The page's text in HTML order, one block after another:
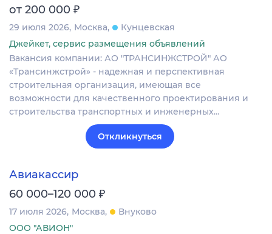
от 200 000 ₽
29 июля 2026 Москва
Кунцевская
Джейкет, сервис размещения объявлений
Вакансия компании: АО "ТРАНСИНЖСТРОЙ" АО
«Трансинжстрой» - надежная и перспективная
строительная организация, имеющая все
возможности для качественного проектирования и
строительства транспортных и инженерных…
Откликнуться
Авиакассир
60 000–120 000 ₽
17 июля 2026 Москва
Внуково
ООО "АВИОН"